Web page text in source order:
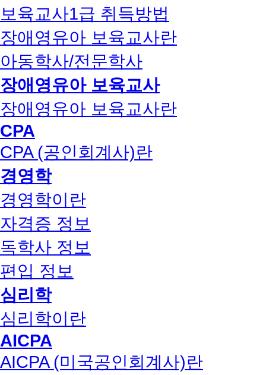
보육교사1급 취득방법
장애영유아 보육교사란
아동학사/전문학사
장애영유아 보육교사
장애영유아 보육교사란
CPA
CPA (공인회계사)란
경영학
경영학이란
자격증 정보
독학사 정보
편입 정보
심리학
심리학이란
AICPA
AICPA (미국공인회계사)란